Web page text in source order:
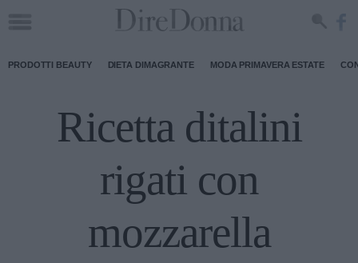
PRODOTTI BEAUTY DIETA DIMAGRANTE MODA PRIMAVERA ESTATE
Ricetta ditalini
rigati con
mozzarella